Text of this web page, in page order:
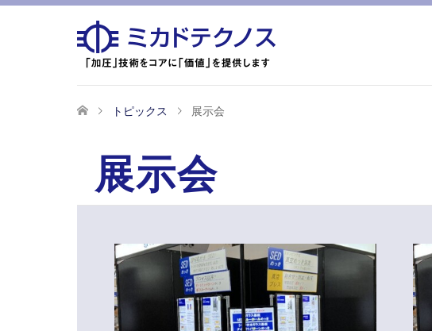
トピックス 展示会
展示会